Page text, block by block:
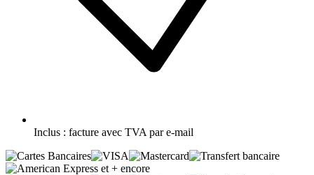
Inclus : facture avec TVA par e-mail
et + encore